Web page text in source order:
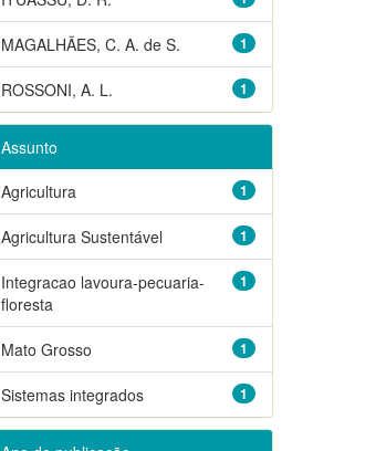
1
MAGALHÃES, C. A. de S.
1
ROSSONI, A. L.
Assunto
1
Agricultura
1
Agricultura Sustentável
1
Integracao lavoura-pecuaria-
floresta
1
Mato Grosso
1
Sistemas integrados